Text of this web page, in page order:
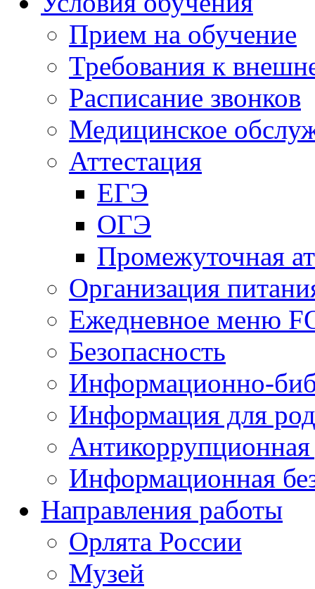
Прием на обучение
Требования к
Расписание звонков
Медицинское
Аттестация
ЕГЭ
ОГЭ
Промежуточная
Организация
Ежедневное меню
Безопасность
Информационно-
Информация для
Антикоррупционная
Информационная
Направления работы
Орлята России
Музей